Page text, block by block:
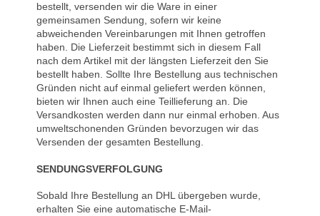
bestellt, versenden wir die Ware in einer
gemeinsamen Sendung, sofern wir keine
abweichenden Vereinbarungen mit Ihnen getroffen
haben. Die Lieferzeit bestimmt sich in diesem Fall
nach dem Artikel mit der längsten Lieferzeit den Sie
bestellt haben. Sollte Ihre Bestellung aus technischen
Gründen nicht auf einmal geliefert werden können,
bieten wir Ihnen auch eine Teillieferung an. Die
Versandkosten werden dann nur einmal erhoben. Aus
umweltschonenden Gründen bevorzugen wir das
Versenden der gesamten Bestellung.
SENDUNGSVERFOLGUNG
Sobald Ihre Bestellung an DHL übergeben wurde,
erhalten Sie eine automatische E-Mail-